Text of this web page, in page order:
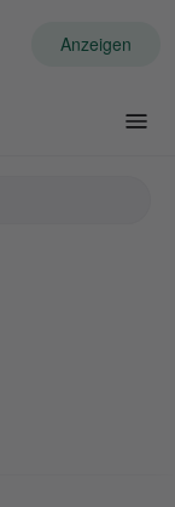
Anzeigen